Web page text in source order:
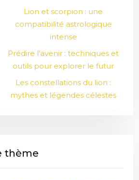
Lion et scorpion : une
compatibilité astrologique
intense
Prédire l’avenir : techniques et
outils pour explorer le futur
Les constellations du lion :
mythes et légendes célestes
thème